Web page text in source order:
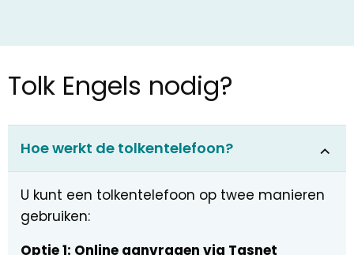
Tolk Engels nodig?
Hoe werkt de tolkentelefoon?
U kunt een tolkentelefoon op twee manieren
gebruiken:
Optie 1: Online aanvragen via Tasnet